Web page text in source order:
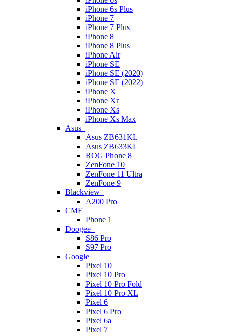
iPhone 6s Plus
iPhone 7
iPhone 7 Plus
iPhone 8
iPhone 8 Plus
iPhone Air
iPhone SE
iPhone SE (2020)
iPhone SE (2022)
iPhone X
iPhone Xr
iPhone Xs
iPhone Xs Max
Asus
Asus ZB631KL
Asus ZB633KL
ROG Phone 8
ZenFone 10
ZenFone 11 Ultra
ZenFone 9
Blackview
A200 Pro
CMF
Phone 1
Doogee
S86 Pro
S97 Pro
Google
Pixel 10
Pixel 10 Pro
Pixel 10 Pro Fold
Pixel 10 Pro XL
Pixel 6
Pixel 6 Pro
Pixel 6a
Pixel 7